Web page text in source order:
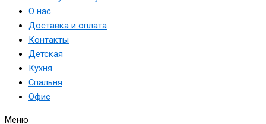
О нас
Доставка и оплата
Контакты
Детская
Кухня
Спальня
Офис
Меню